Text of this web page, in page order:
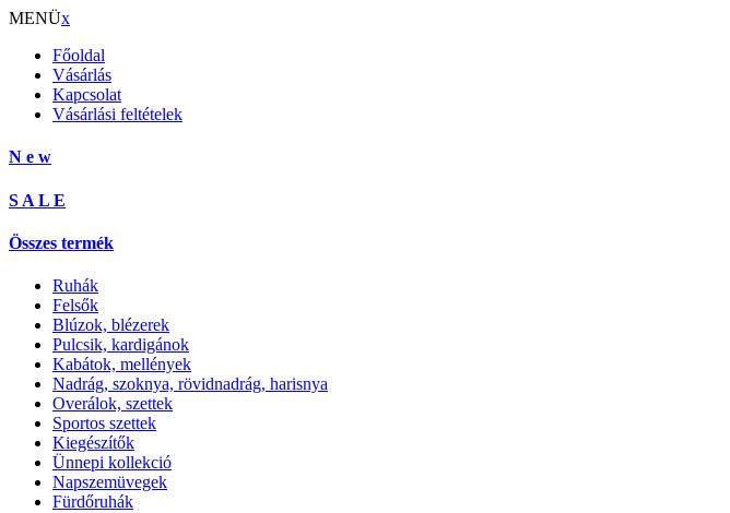
MENÜx
Főoldal
Vásárlás
Kapcsolat
Vásárlási feltételek
N e w
S A L E
Összes termék
Ruhák
Felsők
Blúzok, blézerek
Pulcsik, kardigánok
Kabátok, mellények
Nadrág, szoknya, rövidnadrág, harisnya
Overálok, szettek
Sportos szettek
Kiegészítők
Ünnepi kollekció
Napszemüvegek
Fürdőruhák